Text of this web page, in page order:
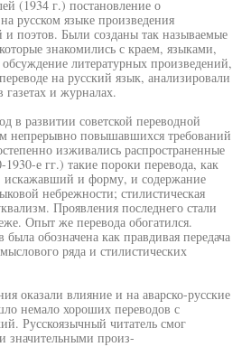
(1934 г.) постановление о
русском языке произведения
и поэтов. Были созданы так называемые
знакомились с краем, языками,
литературных произведений,
на русский язык, анализировали
газетах и журналах.
в развитии советской переводной
непрерывно повышавшихся требований
изживались распространенные
е гг.) такие пороки перевода, как
искажавший и форму, и содержание
небрежности; стилистическая
Проявления последнего стали
Опыт же перевода обогатился.
обозначена как правдивая передача
ряда и стилистических
оказали влияние и на аварско-русские
немало хороших переводов с
Русскоязычный читатель смог
значительными произ-